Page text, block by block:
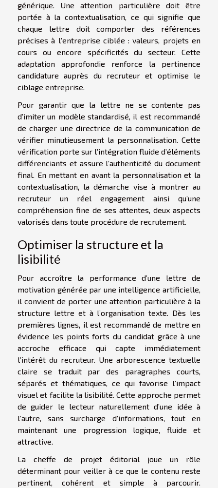
générique. Une attention particulière doit être
portée à la contextualisation, ce qui signifie que
chaque lettre doit comporter des références
précises à l’entreprise ciblée : valeurs, projets en
cours ou encore spécificités du secteur. Cette
adaptation approfondie renforce la pertinence
candidature auprès du recruteur et optimise le
ciblage entreprise.
Pour garantir que la lettre ne se contente pas
d’imiter un modèle standardisé, il est recommandé
de charger une directrice de la communication de
vérifier minutieusement la personnalisation. Cette
vérification porte sur l’intégration fluide d’éléments
différenciants et assure l’authenticité du document
final. En mettant en avant la personnalisation et la
contextualisation, la démarche vise à montrer au
recruteur un réel engagement ainsi qu’une
compréhension fine de ses attentes, deux aspects
valorisés dans toute procédure de recrutement.
Optimiser la structure et la
lisibilité
Pour accroître la performance d’une lettre de
motivation générée par une intelligence artificielle,
il convient de porter une attention particulière à la
structure lettre et à l’organisation texte. Dès les
premières lignes, il est recommandé de mettre en
évidence les points forts du candidat grâce à une
accroche efficace qui capte immédiatement
l’intérêt du recruteur. Une arborescence textuelle
claire se traduit par des paragraphes courts,
séparés et thématiques, ce qui favorise l’impact
visuel et facilite la lisibilité. Cette approche permet
de guider le lecteur naturellement d’une idée à
l’autre, sans surcharge d’informations, tout en
maintenant une progression logique, fluide et
attractive.
La cheffe de projet éditorial joue un rôle
déterminant pour veiller à ce que le contenu reste
pertinent, cohérent et simple à parcourir.